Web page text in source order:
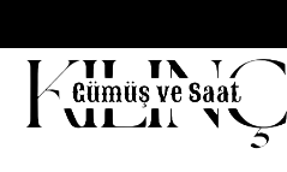
atla